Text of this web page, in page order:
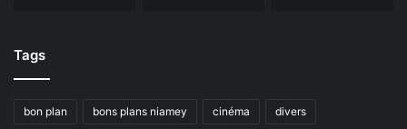
Tags
bon plan bons plans niamey cinéma divers